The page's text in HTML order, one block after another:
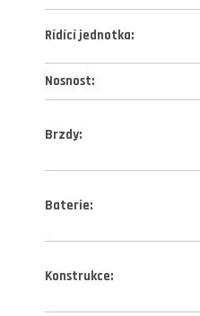
Rídící jednotka:
Nosnost:
Brzdy:
Baterie:
Konstrukce: